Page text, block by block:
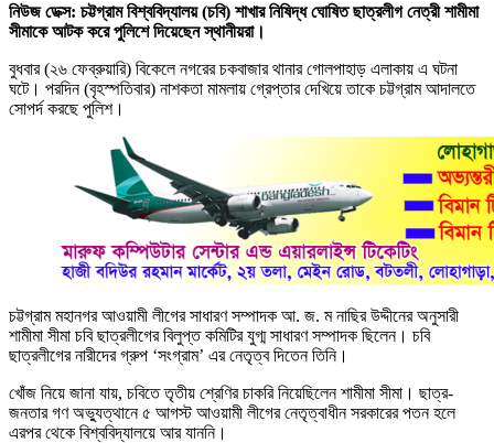
নিউজ ডেক্স: চট্টগ্রাম বিশ্ববিদ্যালয় (চবি) শাখার নিষিদ্ধ ঘোষিত ছাত্রলীগ নেত্রী শামীমা
সীমাকে আটক করে পুলিশে দিয়েছেন স্থানীয়রা।
বুধবার (২৬ ফেব্রুয়ারি) বিকেলে নগরের চকবাজার থানার গোলপাহাড় এলাকায় এ ঘটনা
ঘটে। পরদিন (বৃহস্পতিবার) নাশকতা মামলায় গ্রেপ্তার দেখিয়ে তাকে চট্টগ্রাম আদালতে
সোপর্দ করছে পুলিশ।
চট্টগ্রাম মহানগর আওয়ামী লীগের সাধারণ সম্পাদক আ. জ. ম নাছির উদ্দীনের অনুসারী
শামীমা সীমা চবি ছাত্রলীগের বিলুপ্ত কমিটির যুগ্ম সাধারণ সম্পাদক ছিলেন। চবি
ছাত্রলীগের নারীদের গ্রুপ ‘সংগ্রাম’ এর নেতৃত্ব দিতেন তিনি।
খোঁজ নিয়ে জানা যায়, চবিতে তৃতীয় শ্রেণির চাকরি নিয়েছিলেন শামীমা সীমা। ছাত্র-
জনতার গণ অভ্যুত্থানে ৫ আগস্ট আওয়ামী লীগের নেতৃত্বাধীন সরকারের পতন হলে
এরপর থেকে বিশ্ববিদ্যালয়ে আর যাননি।